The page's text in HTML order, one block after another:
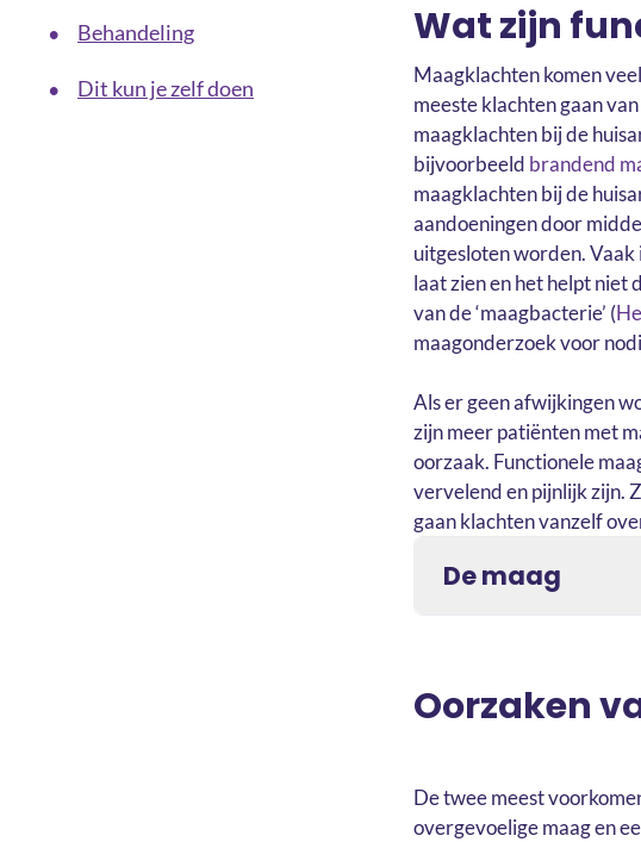
• Behandeling
• Dit kun je zelf doen
Wat zijn
Maagklachten komen
meeste klachten gaan
maagklachten bij de
bijvoorbeeld brandend
maagklachten bij de
aandoeningen door
uitgesloten worden.
laat zien en het helpt niet
van de ‘maagbacterie’ (
maagonderzoek voor
Als er geen afwijkingen
zijn meer patiënten met
oorzaak. Functionele
vervelend en pijnlijk zijn.
gaan klachten vanzelf
De maag
Oorzaken
De twee meest
overgevoelige maag en